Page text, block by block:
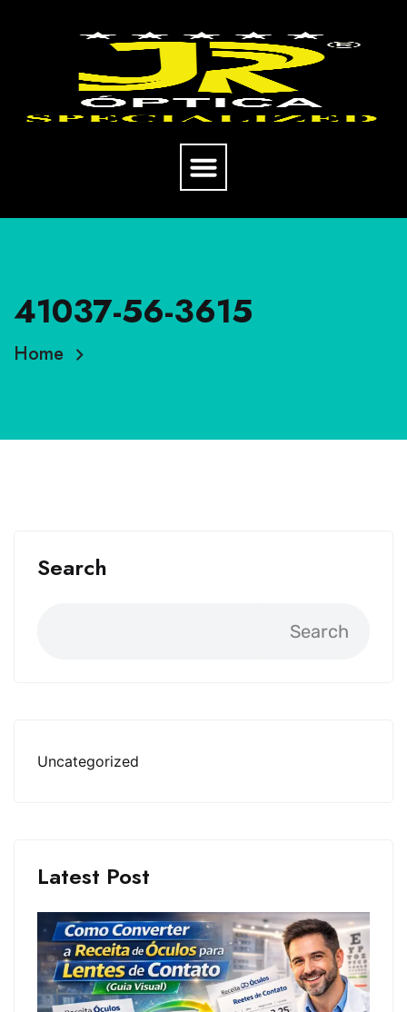
41037-56-3615
Home
Search
Search
Uncategorized
Latest Post